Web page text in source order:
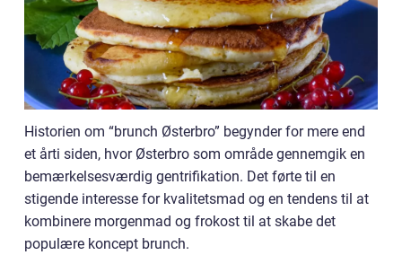
Historien om “brunch Østerbro” begynder for mere end
et årti siden, hvor Østerbro som område gennemgik en
bemærkelsesværdig gentrifikation. Det førte til en
stigende interesse for kvalitetsmad og en tendens til at
kombinere morgenmad og frokost til at skabe det
populære koncept brunch.